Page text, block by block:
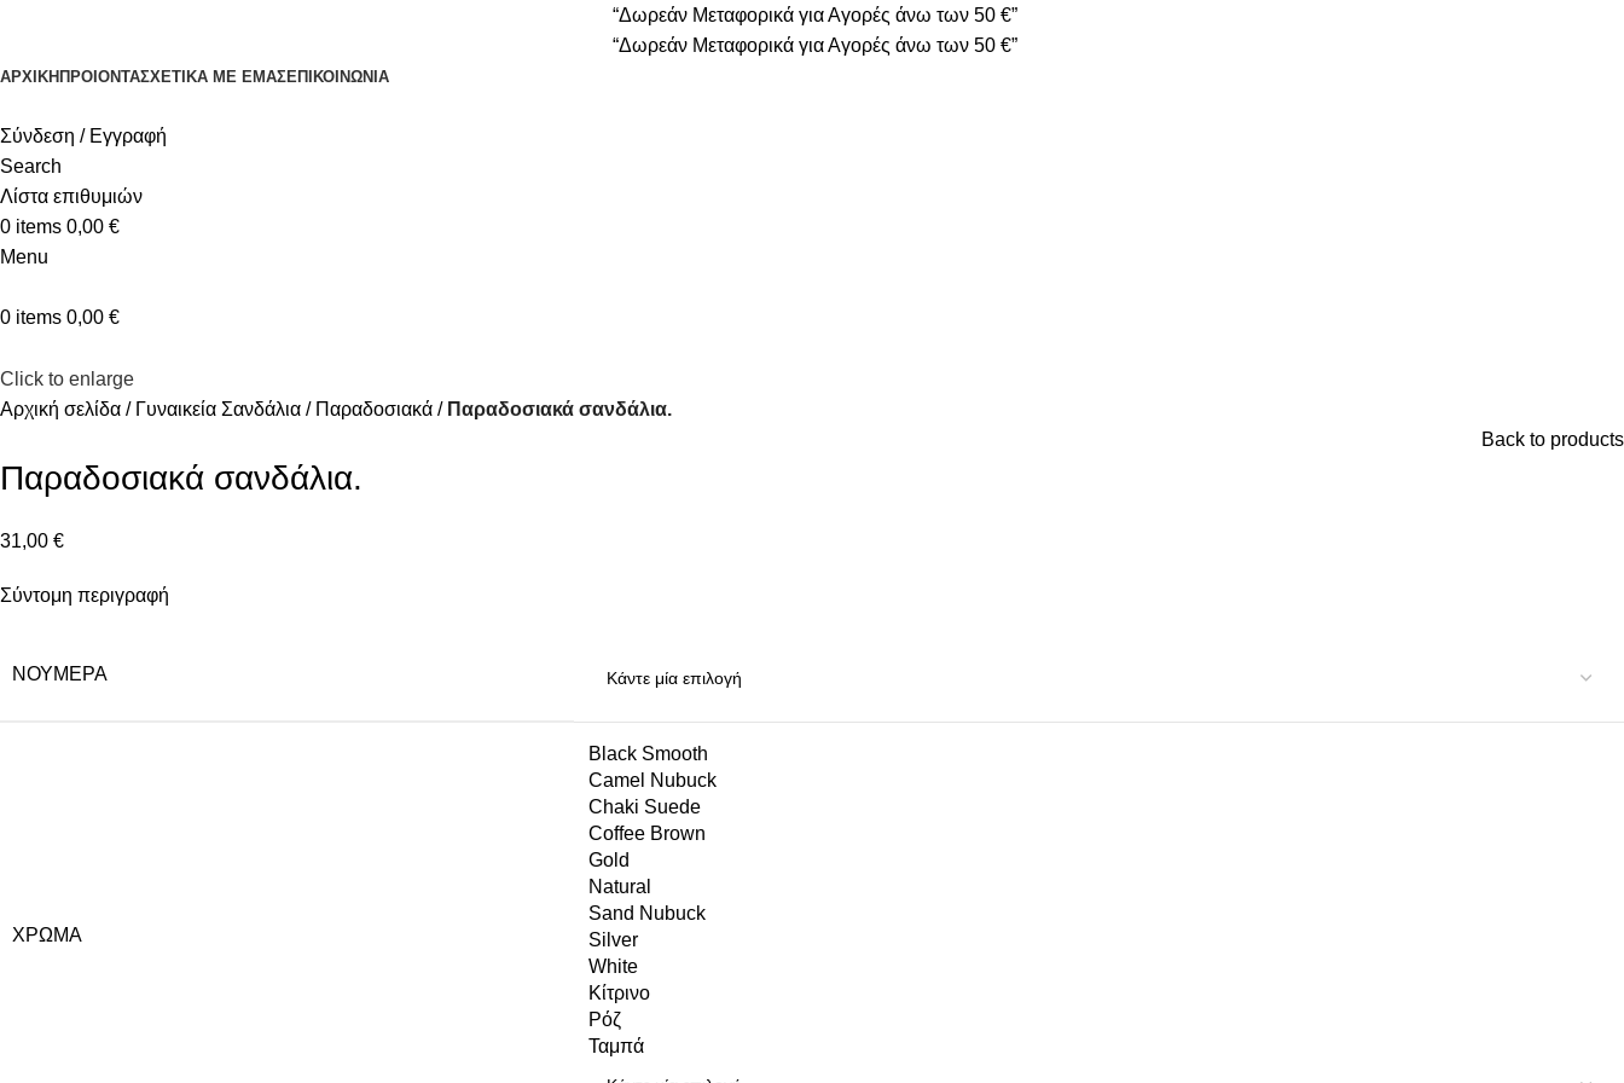
“Δωρεάν Μεταφορικά για Αγορές άνω των 50 €”
“Δωρεάν Μεταφορικά για Αγορές άνω των 50 €”
ΑΡΧΙΚΉ ΠΡΟΙΟΝΤΑΣΧΕΤΙΚΆ ΜΕ ΕΜΆΣΕΠΙΚΟΙΝΩΝΊΑ
Σύνδεση / Εγγραφή
Search
Λίστα επιθυμιών
0 items 0,00 €
Menu
0 items 0,00 €
Click to enlarge
Αρχική σελίδα
Γυναικεία Σανδάλια Παραδοσιακά
Παραδοσιακά σανδάλια.
Back to products
Παραδοσιακά σανδάλια.
31,00 €
Σύντομη περιγραφή
ΝΟΎΜΕΡΑ
ΧΡΏΜΑ
Black Smooth
Camel Nubuck
Chaki Suede
Coffee Brown
Gold
Natural
Sand Nubuck
Silver
White
Κίτρινο
Ρόζ
Ταμπά